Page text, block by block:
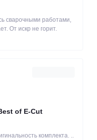
сварочными работами,
От искр не горит.
of E-Cut
комплекта. ..